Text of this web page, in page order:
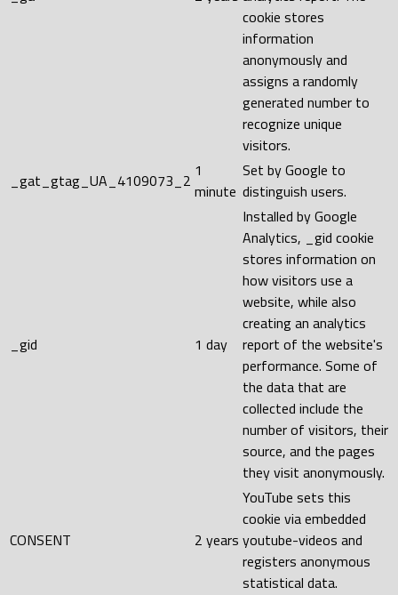
cookie stores
information
anonymously and
assigns a randomly
generated number to
recognize unique
visitors.
_gat_gtag_UA_4109073_2 1
minute
Set by Google to
distinguish users.
_gid 1 day
Installed by Google
Analytics, _gid cookie
stores information on
how visitors use a
website, while also
creating an analytics
report of the website's
performance. Some of
the data that are
collected include the
number of visitors, their
source, and the pages
they visit anonymously.
CONSENT 2 years
YouTube sets this
cookie via embedded
youtube-videos and
registers anonymous
statistical data.